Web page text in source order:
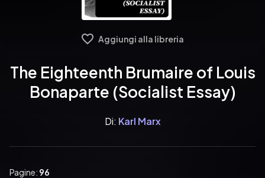
Aggiungi alla libreria
The Eighteenth Brumaire of Louis
Bonaparte (Socialist Essay)
Di: Karl Marx
Pagine: 96